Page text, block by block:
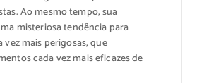
Ao mesmo tempo, sua
misteriosa tendência para
mais perigosas, que
cada vez mais eficazes de